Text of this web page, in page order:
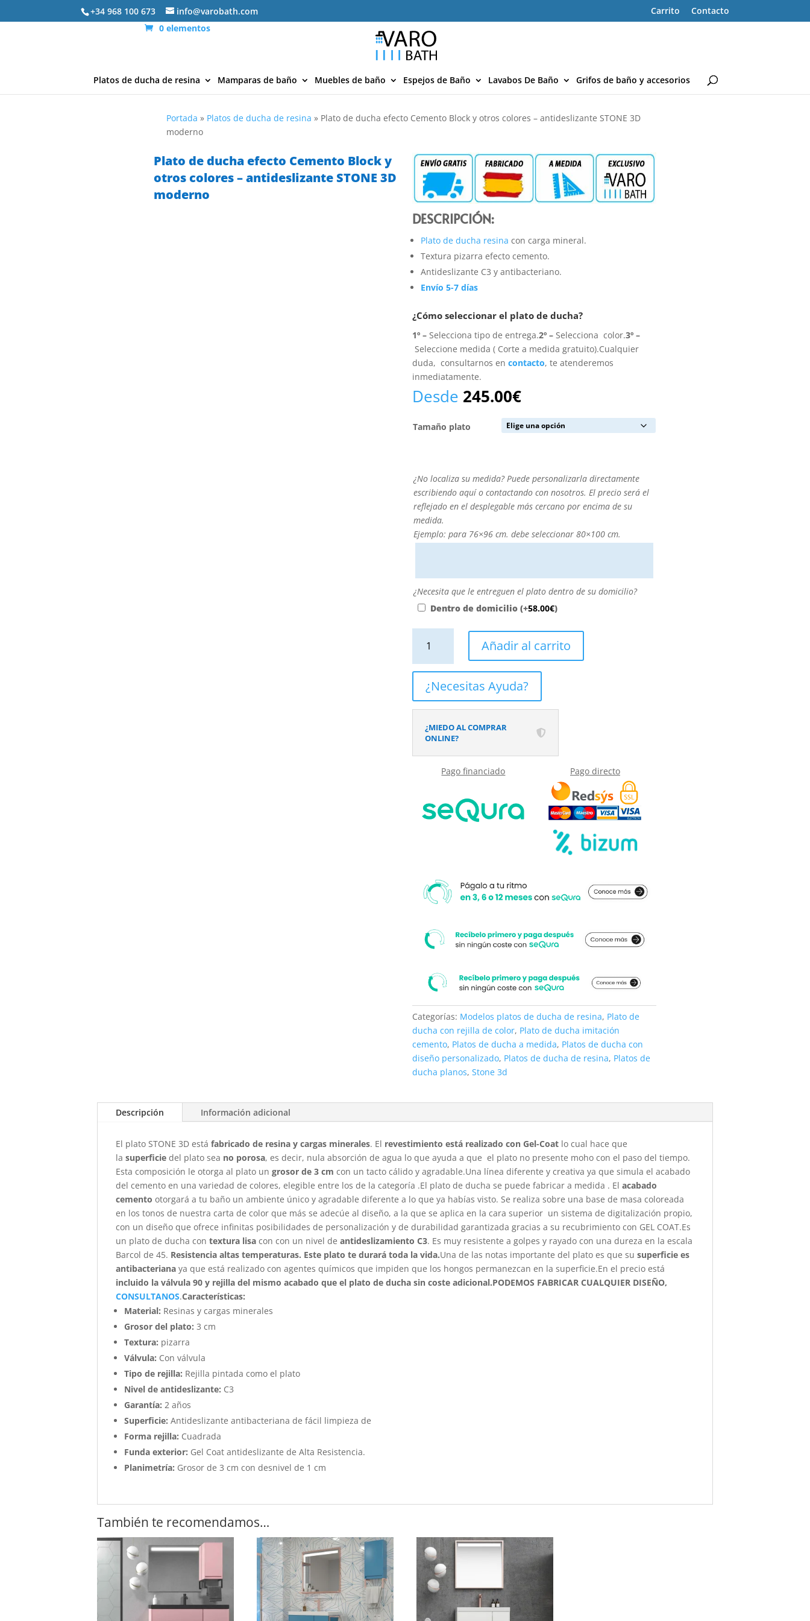
+34 968 100 673 info@varobath.com Carrito
Contacto
0 elementos
Platos de ducha de resina Mamparas de baño Muebles de baño Espejos de Baño Lavabos De Baño Grifos de baño y accesorios
Portada » Platos de ducha de resina » Plato de ducha efecto Cemento Block y otros colores – antideslizante STONE 3D
moderno
Plato de ducha efecto Cemento Block y
otros colores – antideslizante STONE 3D
moderno
DESCRIPCIÓN:
Plato de ducha resina con carga mineral.
Textura pizarra efecto cemento.
Antideslizante C3 y antibacteriano.
Envío 5-7 días
¿Cómo seleccionar el plato de ducha?
1º – Selecciona tipo de entrega.2º – Selecciona color.3º –
Seleccione medida ( Corte a medida gratuito).Cualquier
duda, consultarnos encontacto, te atenderemos
inmediatamente.
Desde 245.00€
Tamaño plato
¿No
localiza
su
medida?
Puede
escribiendo
aquí
o
con
nosotros.
precio
será
el
desplegable
su
¿No localiza su medida? Puede personalizarla directamente
escribiendo aquí o contactando con nosotros. El precio será el
reflejado en el desplegable más cercano por encima de su
medida.
Ejemplo: para 76×96 cm. debe seleccionar 80×100 cm.
¿Necesita
que
dentro
su
¿Necesita que le entreguen el plato dentro de su domicilio?
Dentro de domicilio(+58.00€)
ducha
efecto
Cemento
Block
otros
-
antideslizante
moderno
Añadir al carrito
¿Necesitas Ayuda?
¿MIEDO AL COMPRAR
ONLINE?
Pago financiado Pago directo
Categorías: Modelos platos de ducha de resina, Plato de
ducha con rejilla de color, Plato de ducha imitación
cemento, Platos de ducha a medida, Platos de ducha con
diseño personalizado, Platos de ducha de resina, Platos de
ducha planos,Stone 3d
Descripción Información adicional
El plato STONE 3D estáfabricado de resina y cargas minerales. El revestimiento está realizado con Gel-Coat lo cual hace que
lasuperficiedel plato sea no porosa, es decir, nula absorción de agua lo que ayuda a que el plato no presente moho con el paso del tiempo.
Esta composición le otorga al plato un grosor de 3 cm con un tacto cálido y agradable.Una línea diferente y creativa ya que simula el acabado
del cemento en una variedad de colores, elegible entre los de la categoría .El plato de ducha se puede fabricar a medida . Elacabado
cementootorgará a tu baño un ambiente único y agradable diferente a lo que ya habías visto. Se realiza sobre una base de masa coloreada
en los tonos de nuestra carta de color que más se adecúe al diseño, a la que se aplica en la cara superior un sistema de digitalización propio,
con un diseño que ofrece infinitas posibilidades de personalización y de durabilidad garantizada gracias a su recubrimiento con GEL COAT.Es
un plato de ducha con textura lisa con con un nivel deantideslizamiento C3. Es muy resistente a golpes y rayado con una dureza en la escala
Barcol de 45. Resistencia altas temperaturas. Este plato te durará toda la vida.Una de las notas importante del plato es que susuperficie es
antibacterianaya que está realizado con agentes químicos que impiden que los hongos permanezcan en la superficie.En el precio está
incluido la válvula 90 y rejilla del mismo acabado que el plato de ducha sin coste adicional.PODEMOS FABRICAR CUALQUIER DISEÑO,
CONSULTANOS.Características:
Material: Resinas y cargas minerales
Grosor del plato: 3 cm
Textura: pizarra
Válvula: Con válvula
Tipo de rejilla: Rejilla pintada como el plato
Nivel de antideslizante: C3
Garantía: 2 años
Superficie: Antideslizante antibacteriana de fácil limpieza de
Forma rejilla: Cuadrada
Funda exterior: Gel Coat antideslizante de Alta Resistencia.
Planimetría: Grosor de 3 cm con desnivel de 1 cm
También te recomendamos…